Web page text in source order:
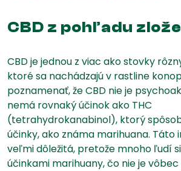
CBD z pohľadu
CBD je jednou z viac ako stovky
ktoré sa nachádzajú v rastline
poznamenať, že CBD nie je
nemá rovnaký účinok ako THC
(tetrahydrokanabinol), ktorý
účinky, ako známa marihuana. Táto
veľmi dôležitá, pretože mnoho ľudí
účinkami marihuany, čo nie je